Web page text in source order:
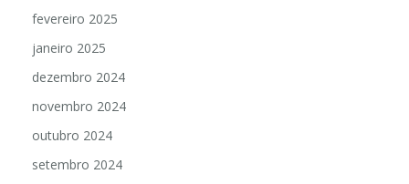
fevereiro 2025
janeiro 2025
dezembro 2024
novembro 2024
outubro 2024
setembro 2024